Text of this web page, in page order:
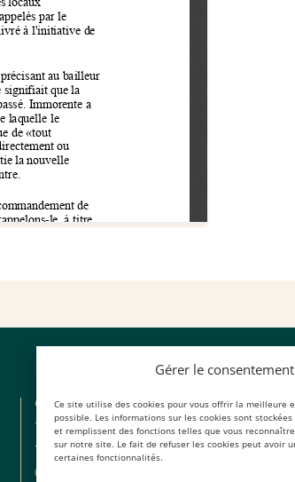
Gérer le consentement
Ce site utilise des cookies pour vous offrir la meilleure
possible. Les informations sur les cookies sont
et remplissent des fonctions telles que vous
sur notre site. Le fait de refuser les cookies peut avoir
certaines fonctionnalités.
Cabinet Noyer
7 rue Francisque Sarcey,
75116 Paris
01 87 66 82 62